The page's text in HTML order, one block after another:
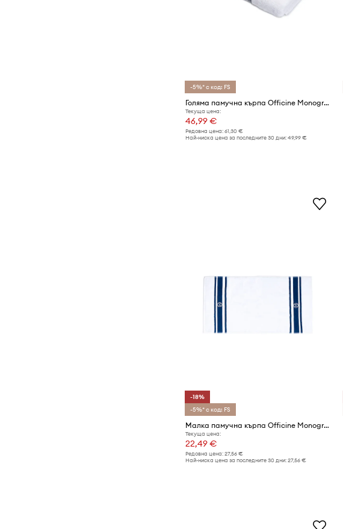
-5%* с код: FS
Голяма памучна кърпа Officine Monogram Monogram Linea 100 x 160 cm
Текуща цена:
46,99 €
Редовна цена: 61,30 €
Най-ниска цена за последните 30 дни: 49,99 €
-18%
-5%* с код: FS
Малка памучна кърпа Officine Monogram Monogram Linea 50 x 100 cm
Текуща цена:
22,49 €
Редовна цена: 27,56 €
Най-ниска цена за последните 30 дни: 27,56 €